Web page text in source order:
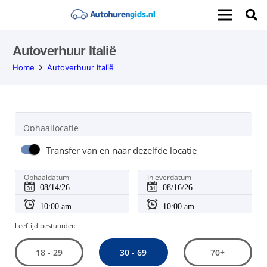
Autoverhuur Italië
Home Autoverhuur Italië
Ophaallocatie
Transfer van en naar dezelfde locatie
Ophaaldatum Inleverdatum
Leeftijd bestuurder:
18 - 29 30 - 69 70+